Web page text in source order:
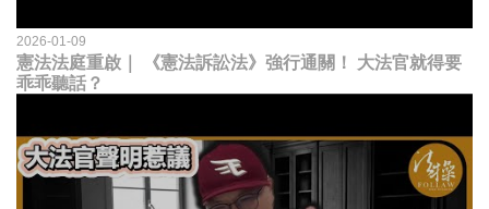
2026-01-09
憲法法庭重啟｜ 《憲法訴訟法》強行通關！ 大法官就得要
乖乖聽話？